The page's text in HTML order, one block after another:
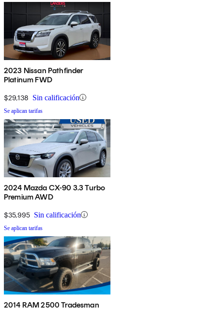
2023 Nissan Pathfinder
Platinum FWD
$29,138 Sin calificación
Se aplican tarifas
2024 Mazda CX-90 3.3 Turbo
Premium AWD
$35,995 Sin calificación
Se aplican tarifas
2014 RAM 2500 Tradesman